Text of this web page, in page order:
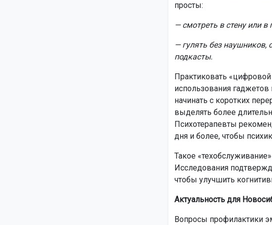
просты:
— смотреть в стену или
— гулять без
подкасты.
Практиковать «цифровой
использования
начинать с коротких
выделять более
Психотерапевты
дня и более, чтобы
Такое
Исследования
чтобы улучшить
Актуальность для
Вопросы профилактики